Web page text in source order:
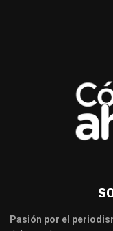
Pasión por el